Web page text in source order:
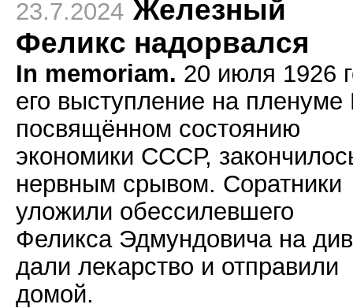
23.7.2024 Железный
Феликс надорвался
In memoriam. 20 июля 1926
его выступление на
посвящённом состоянию
экономики СССР,
нервным срывом. Cоратники
уложили обессилевшего
Феликса Эдмундовича на
дали лекарство и отправили
домой.